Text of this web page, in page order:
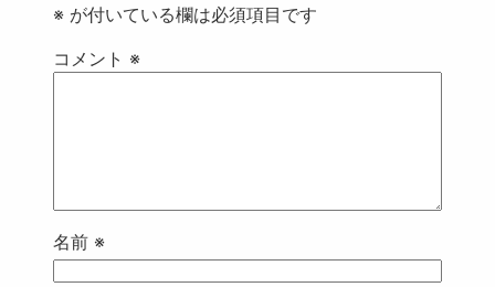
※ が付いている欄は必須項目です
コメント ※
名前 ※